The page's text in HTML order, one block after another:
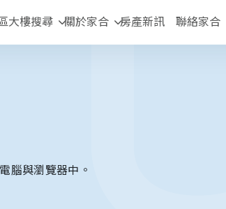
大樓搜尋 關於家合 房產新訊 聯絡家合
腦與瀏覽器中。